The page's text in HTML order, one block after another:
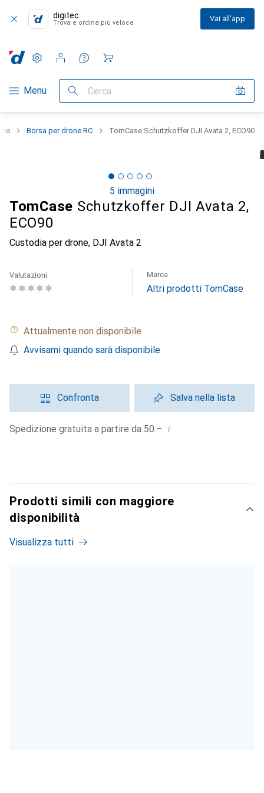
digitec
Trova e ordina più veloce Vai all'app
Categoria Navigazione
Menu Cerca
Impostazioni
Conto cliente
Liste di confronto
Liste dei desideri
Carrello
Borsa per drone RC TomCase Schutzkoffer DJI Avata 2, ECO90
5 immagini
TomCase Schutzkoffer DJI Avata 2,
ECO90
Custodia per drone, DJI Avata 2
Valutazioni Marca
Altri prodotti TomCase
Attualmente non disponibile
Avvisami quando sarà disponibile
Confronta Salva nella lista
Spedizione gratuita a partire da 50.– i
Prodotti simili con maggiore
disponibilità
Visualizza tutti